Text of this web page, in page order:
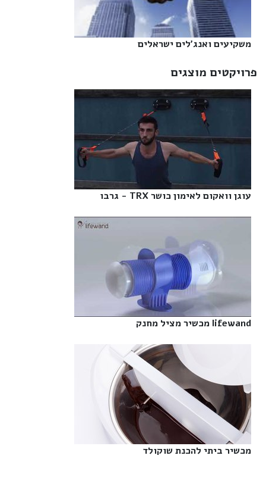
משקיעים ואנג'לים ישראלים‎
פרויקטים מוצגים
עוגן וואקום לאימון כושר TRX - גרבו‎
lifewand מכשיר מציל מחנק‎
מכשיר ביתי להכנת שוקולד‎